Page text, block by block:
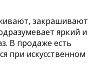
закрашивают
яркий и
В продаже есть
при искусственном